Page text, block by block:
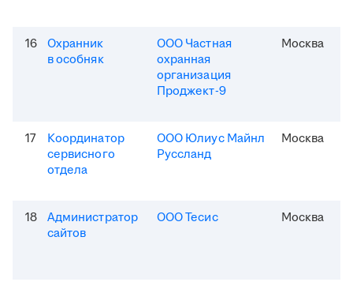
16
Охранник
в особняк
ООО Частная
охранная
организация
Проджект-9
Москва
17
Координатор
сервисного
отдела
ООО Юлиус Майнл
Руссланд
Москва
18
Администратор
сайтов
ООО Тесис Москва